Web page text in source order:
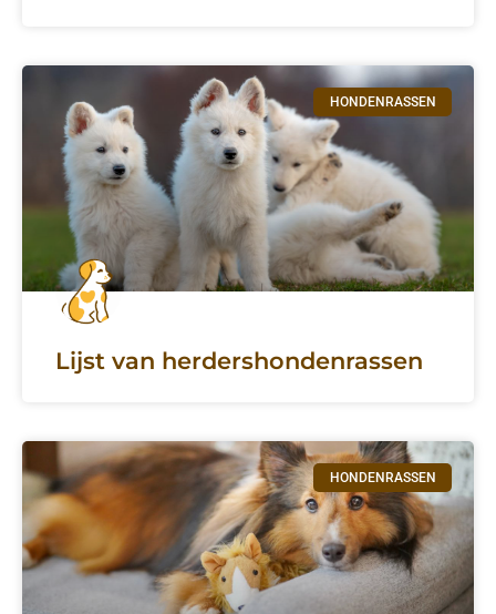
HONDENRASSEN
Lijst van herdershondenrassen
HONDENRASSEN